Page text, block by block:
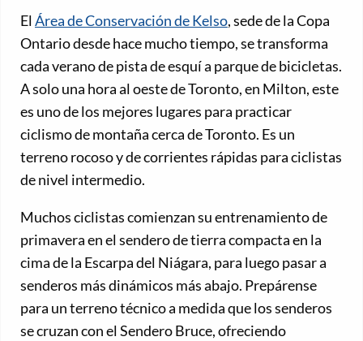
ElÁrea de Conservación de Kelso, sede de la Copa
Ontario desde hace mucho tiempo, se transforma
cada verano de pista de esquí a parque de bicicletas.
A solo una hora al oeste de Toronto, en Milton, este
es uno de los mejores lugares para practicar
ciclismo de montaña cerca de Toronto. Es un
terreno rocoso y de corrientes rápidas para ciclistas
de nivel intermedio.
Muchos ciclistas comienzan su entrenamiento de
primavera en el sendero de tierra compacta en la
cima de la Escarpa del Niágara, para luego pasar a
senderos más dinámicos más abajo. Prepárense
para un terreno técnico a medida que los senderos
se cruzan con el Sendero Bruce, ofreciendo